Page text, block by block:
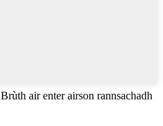
Brùth air enter airson rannsachadh